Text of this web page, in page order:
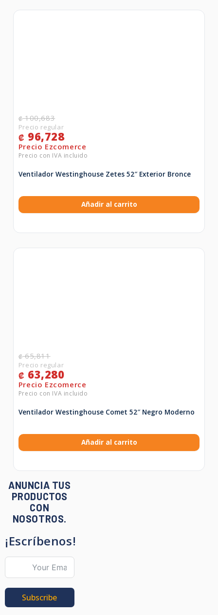
₡100,683
₡ 96,728
Ventilador Westinghouse Zetes 52″ Exterior Bronce
Añadir al carrito
₡65,811
₡ 63,280
Ventilador Westinghouse Comet 52″ Negro Moderno
Añadir al carrito
ANUNCIA TUS
PRODUCTOS
CON
NOSOTROS.
¡Escríbenos!
Subscribe